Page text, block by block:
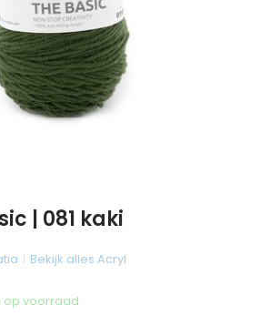
| 081 kaki
Bekijk alles Acryl
op voorraad